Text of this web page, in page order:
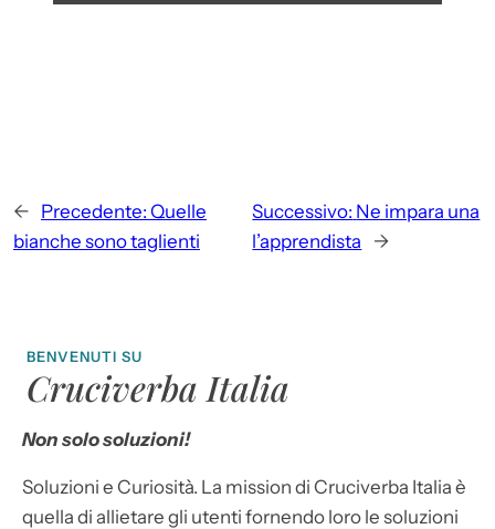
← Precedente: Quelle
bianche sono taglienti
Successivo: Ne impara una
l’apprendista
→
BENVENUTI SU
Cruciverba Italia
Non solo soluzioni!
Soluzioni e Curiosità. La mission di Cruciverba Italia è
quella di allietare gli utenti fornendo loro le soluzioni